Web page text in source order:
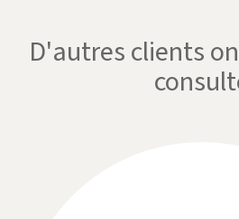
D'autres clients